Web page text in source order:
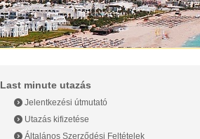
Last minute utazás
Jelentkezési útmutató
Utazás kifizetése
Általános Szerződési Feltételek